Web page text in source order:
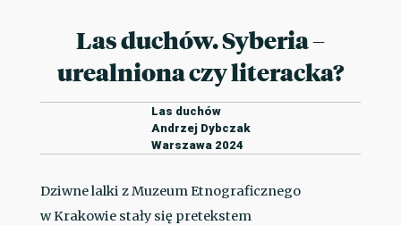
Las duchów. Syberia –
urealniona czy literacka?
Las duchów
Andrzej Dybczak
Warszawa 2024
Dziwne lalki z Muzeum Etnograficznego
w Krakowie stały się pretekstem